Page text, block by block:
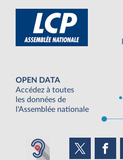
OPEN DATA
Accédez à toutes
les données de
l'Assemblée nationale